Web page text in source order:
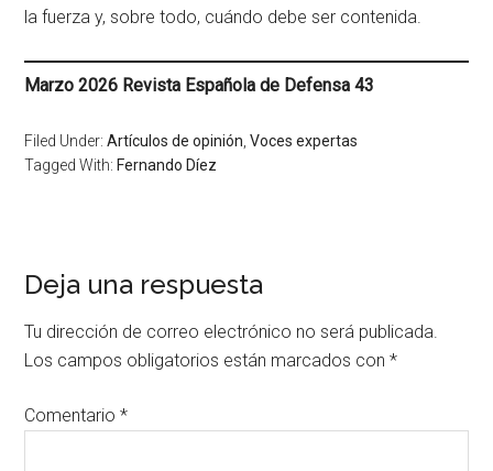
la fuerza y, sobre todo, cuándo debe ser contenida
Marzo 2026 Revista Española de Defensa 43
Filed Under:Artículos de opinión ,Voces expertas
Tagged With: Fernando Díez
Deja una respuesta
Tu dirección de correo electrónico no será publicada.
Los campos obligatorios están marcados con*
Comentario*